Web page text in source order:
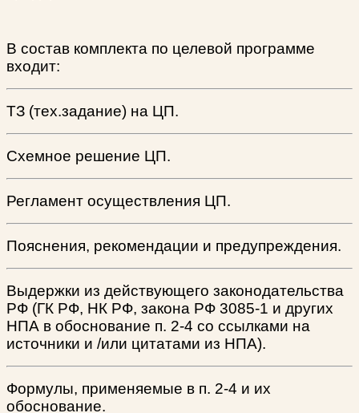
В состав комплекта по целевой программе
входит:
ТЗ (тех.задание) на ЦП.
Схемное решение ЦП.
Регламент осуществления ЦП.
Пояснения, рекомендации и предупреждения.
Выдержки из действующего законодательства
РФ (ГК РФ, НК РФ, закона РФ 3085-1 и других
НПА в обоснование п. 2-4 со ссылками на
источники и /или цитатами из НПА).
Формулы, применяемые в п. 2-4 и их
обоснование.